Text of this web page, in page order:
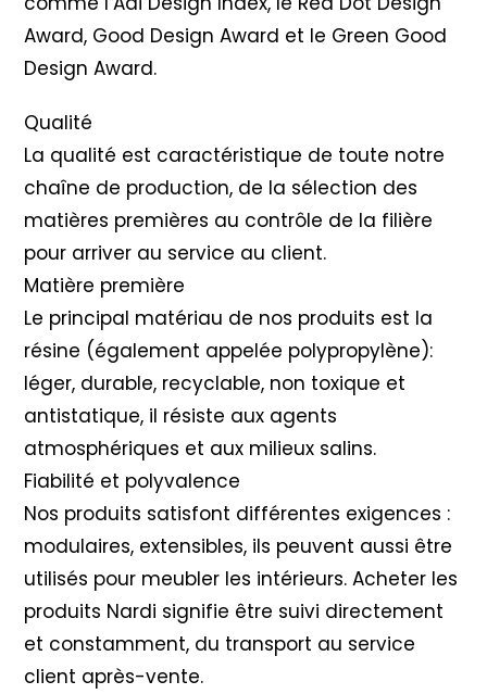
Award, Good Design Award et le Green Good
Design Award.
Qualité
La qualité est caractéristique de toute notre
chaîne de production, de la sélection des
matières premières au contrôle de la filière
pour arriver au service au client.
Matière première
Le principal matériau de nos produits est la
résine (également appelée polypropylène):
léger, durable, recyclable, non toxique et
antistatique, il résiste aux agents
atmosphériques et aux milieux salins.
Fiabilité et polyvalence
Nos produits satisfont différentes exigences :
modulaires, extensibles, ils peuvent aussi être
utilisés pour meubler les intérieurs. Acheter les
produits Nardi signifie être suivi directement
et constamment, du transport au service
client après-vente.